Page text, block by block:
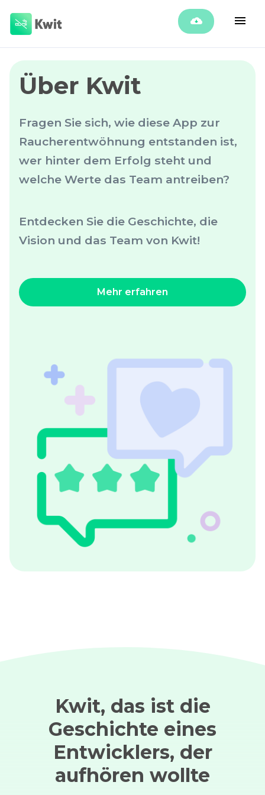
Über Kwit
Fragen Sie sich, wie diese App zur
Raucherentwöhnung entstanden ist,
wer hinter dem Erfolg steht und
welche Werte das Team antreiben?
Entdecken Sie die Geschichte, die
Vision und das Team von Kwit!
Mehr erfahren
Kwit, das ist die
Geschichte eines
Entwicklers, der
aufhören wollte